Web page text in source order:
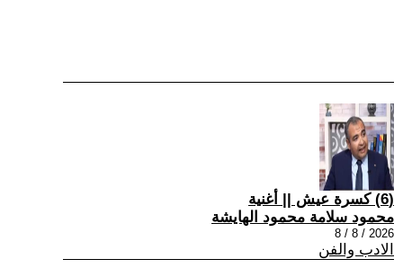
(6) كسرة عيش || أغنية
محمود سلامة محمود الهايشة
2026 / 8 / 8
الادب والفن